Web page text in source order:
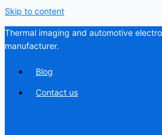
Skip to content
Thermal imaging and automotive
manufacturer.
Blog
Contact us